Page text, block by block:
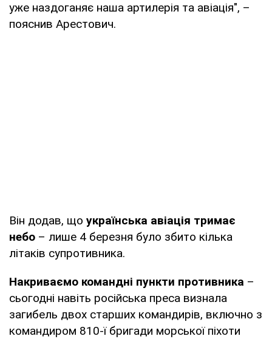
уже наздоганяє наша артилерія та авіація", –
пояснив Арестович.
Він додав, що українська авіація тримає
небо – лише 4 березня було збито кілька
літаків супротивника.
Накриваємо командні пункти противника –
сьогодні навіть російська преса визнала
загибель двох старших командирів, включно з
командиром 810-ї бригади морської піхоти